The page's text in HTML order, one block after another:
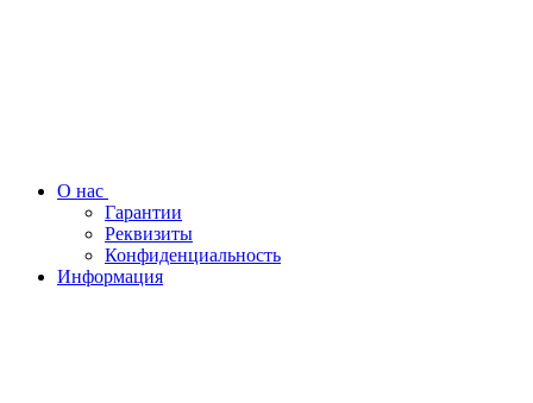
О нас
Гарантии
Реквизиты
Конфиденциальность
Информация